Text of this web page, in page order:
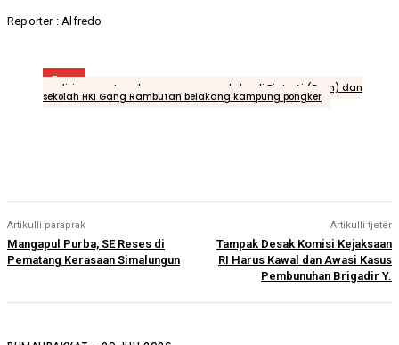
Reporter : Alfredo
Tags
polisi segera tangkap pengguna narkoba di Pintu Air(Dam) dan
sekolah HKI Gang Rambutan belakang kampung pongker
Artikulli paraprak
Mangapul Purba, SE Reses di
Pematang Kerasaan Simalungun
Artikulli tjetër
Tampak Desak Komisi Kejaksaan
RI Harus Kawal dan Awasi Kasus
Pembunuhan Brigadir Y.